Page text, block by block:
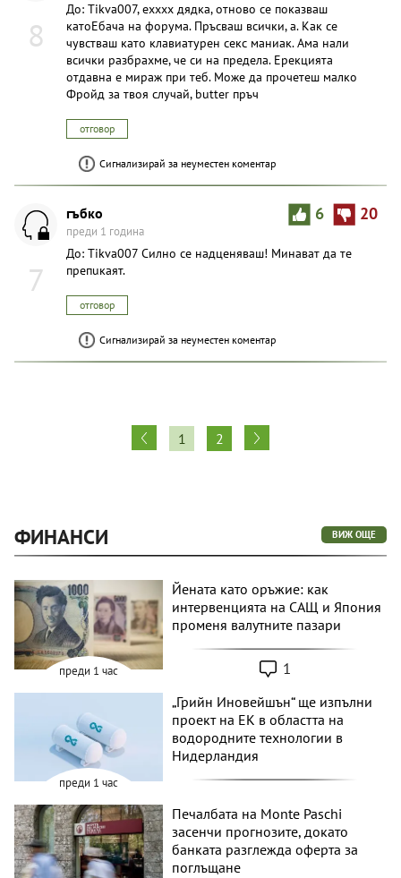
8
До: Tikva007, ехххх дядка, отново се показваш
катоЕбача на форума. Пръсваш всички, а. Как се
чувстваш като клавиатурен секс маниак. Ама нали
всички разбрахме, че си на предела. Ерекцията
отдавна е мираж при теб. Може да прочетеш малко
Фройд за твоя случай, butter пръч
отговор
Сигнализирай за неуместен коментар
7
6 20
гъбко
преди 1 година
До: Tikva007 Силно се надценяваш! Минават да те
препuкаят.
отговор
Сигнализирай за неуместен коментар
1 2
ФИНАНСИ ВИЖ ОЩЕ
преди 1 час
Йената като оръжие: как
интервенцията на САЩ и Япония
променя валутните пазари
1
преди 1 час
„Грийн Иновейшън“ ще изпълни
проект на ЕК в областта на
водородните технологии в
Нидерландия
Печалбата на Monte Paschi
засенчи прогнозите, докато
банката разглежда оферта за
поглъщане